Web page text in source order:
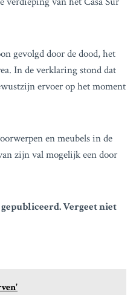
gevolgd door de dood, het
In de verklaring stond dat
ervoer op het moment
en meubels in de
zijn val mogelijk een door
Vergeet niet